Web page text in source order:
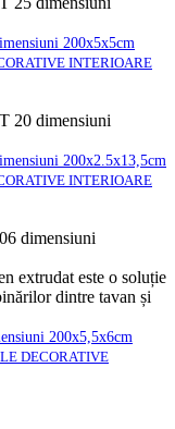
200x5x5cm
INTERIOARE
200x2.5x13,5cm
INTERIOARE
200x5,5x6cm
DECORATIVE